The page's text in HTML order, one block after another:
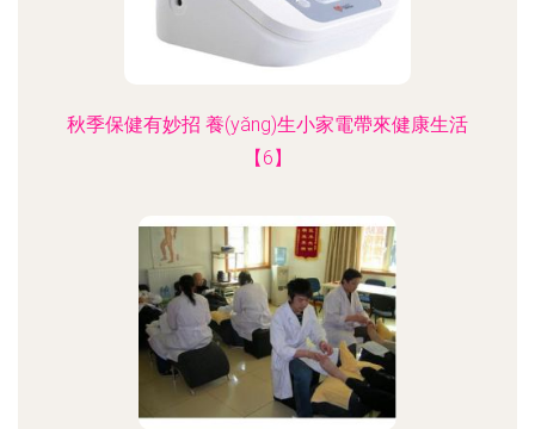
秋季保健有妙招 養(yǎng)生小家電帶來健康生活
【6】